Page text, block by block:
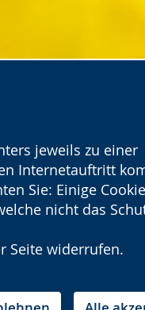
jeweils zu einer
Internetauftritt
Sie: Einige
nicht das
Seite widerrufen.